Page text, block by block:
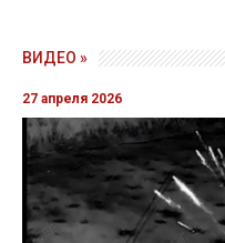
ВИДЕО »
27 апреля 2026